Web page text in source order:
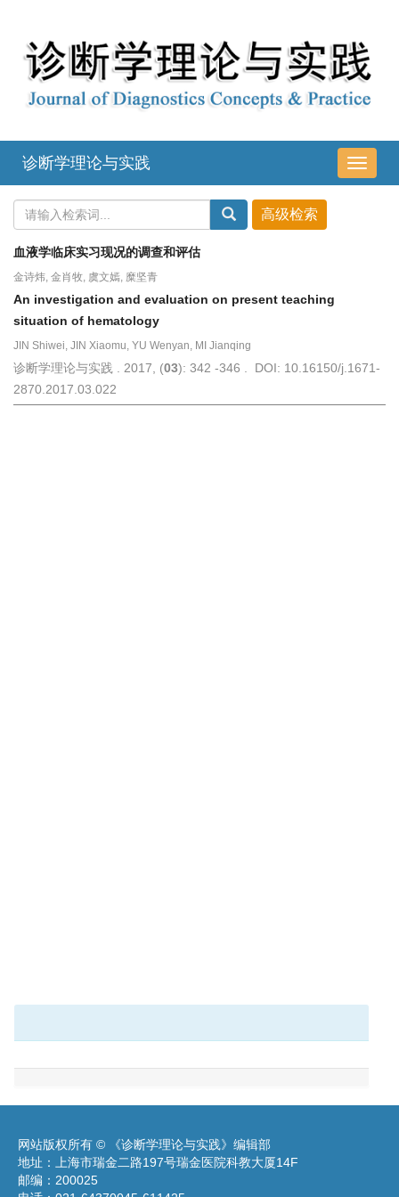
导
航
诊断学理论与实践
血液学临床实习现况的调查和评估
金诗炜, 金肖牧, 虞文嫣, 糜坚青
An investigation and evaluation on present teaching
situation of hematology
JIN Shiwei, JIN Xiaomu, YU Wenyan, MI Jianqing
诊断学理论与实践 . 2017, (03): 342 -346 . DOI: 10.16150/j.1671-
2870.2017.03.022
网站版权所有 © 《诊断学理论与实践》编辑部
地址：上海市瑞金二路197号瑞金医院科教大厦14F
邮编：200025